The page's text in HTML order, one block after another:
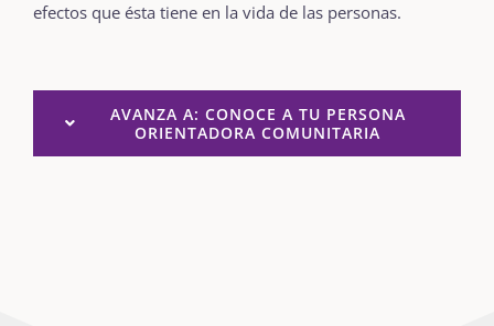
efectos que ésta tiene en la vida de las personas.
AVANZA A: CONOCE A TU PERSONA
ORIENTADORA COMUNITARIA